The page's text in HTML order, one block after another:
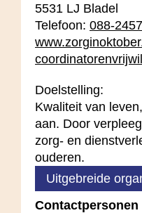
5531 LJ Bladel
Telefoon: 088-
Doelstelling:
Kwaliteit van
aan. Door
zorg- en
ouderen.
Uitgebreide
Contactpersonen